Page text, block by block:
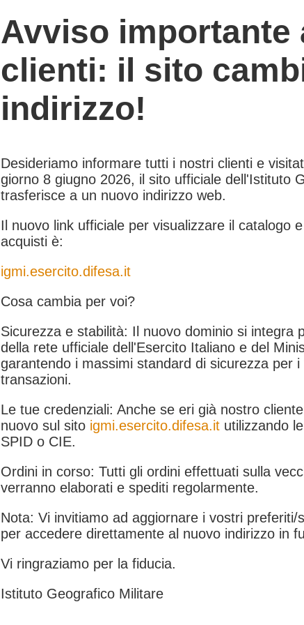
Avviso importante
clienti: il sito
indirizzo!
Desideriamo informare tutti i nostri clienti e
giorno 8 giugno 2026, il sito ufficiale dell'Istituto
trasferisce a un nuovo indirizzo web.
Il nuovo link ufficiale per visualizzare il catalogo
acquisti è:
igmi.esercito.difesa.it
Cosa cambia per voi?
Sicurezza e stabilità: Il nuovo dominio si integra
della rete ufficiale dell'Esercito Italiano e del
garantendo i massimi standard di sicurezza per
transazioni.
Le tue credenziali: Anche se eri già nostro
nuovo sul sito igmi.esercito.difesa.it utilizzando
SPID o CIE.
Ordini in corso: Tutti gli ordini effettuati sulla
verranno elaborati e spediti regolarmente.
Nota: Vi invitiamo ad aggiornare i vostri preferiti/
per accedere direttamente al nuovo indirizzo in
Vi ringraziamo per la fiducia.
Istituto Geografico Militare